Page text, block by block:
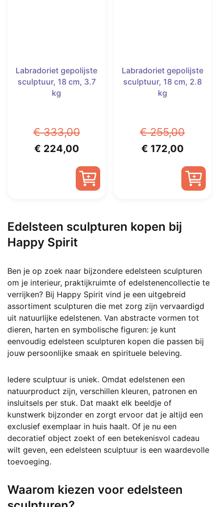
Labradoriet gepolijste
sculptuur, 18 cm, 3.7
kg
€333,00
Oorspronkelijke
€ 224,00Huidige
prijs
is:
Labradoriet gepolijste
sculptuur, 18 cm, 2.8
kg
€255,00
Oorspronkelijke
€ 172,00
prijs
is:
Edelsteen sculpturen kopen bij
Happy Spirit
Ben je op zoek naar bijzondere edelsteen sculpturen
om je interieur, praktijkruimte of edelstenencollectie te
verrijken? Bij Happy Spirit vind je een uitgebreid
assortiment sculpturen die met zorg zijn vervaardigd
uit natuurlijke edelstenen. Van abstracte vormen tot
dieren, harten en symbolische figuren: je kunt
eenvoudig edelsteen sculpturen kopen die passen bij
jouw persoonlijke smaak en spirituele beleving.
Iedere sculptuur is uniek. Omdat edelstenen een
natuurproduct zijn, verschillen kleuren, patronen en
insluitsels per stuk. Dat maakt elk beeldje of
kunstwerk bijzonder en zorgt ervoor dat je altijd een
exclusief exemplaar in huis haalt. Of je nu een
decoratief object zoekt of een betekenisvol cadeau
wilt geven, een edelsteen sculptuur is een waardevolle
toevoeging.
Waarom kiezen voor edelsteen